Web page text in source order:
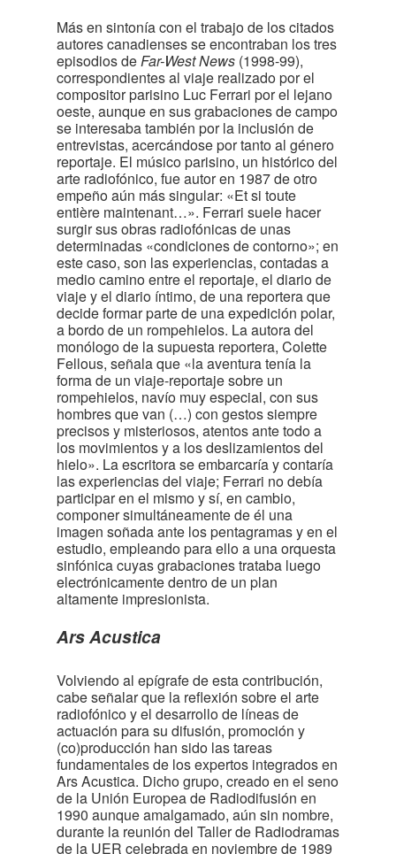
Más en sintonía con el trabajo de los citados
autores canadienses se encontraban los tres
episodios deFar-West News (1998-99),
correspondientes al viaje realizado por el
compositor parisino Luc Ferrari por el lejano
oeste, aunque en sus grabaciones de campo
se interesaba también por la inclusión de
entrevistas, acercándose por tanto al género
reportaje. El músico parisino, un histórico del
arte radiofónico, fue autor en 1987 de otro
empeño aún más singular: «Et si toute
entière maintenant…». Ferrari suele hacer
surgir sus obras radiofónicas de unas
determinadas «condiciones de contorno»; en
este caso, son las experiencias, contadas a
medio camino entre el reportaje, el diario de
viaje y el diario íntimo, de una reportera que
decide formar parte de una expedición polar,
a bordo de un rompehielos. La autora del
monólogo de la supuesta reportera, Colette
Fellous, señala que «la aventura tenía la
forma de un viaje-reportaje sobre un
rompehielos, navío muy especial, con sus
hombres que van (…) con gestos siempre
precisos y misteriosos, atentos ante todo a
los movimientos y a los deslizamientos del
hielo». La escritora se embarcaría y contaría
las experiencias del viaje; Ferrari no debía
participar en el mismo y sí, en cambio,
componer simultáneamente de él una
imagen soñada ante los pentagramas y en el
estudio, empleando para ello a una orquesta
sinfónica cuyas grabaciones trataba luego
electrónicamente dentro de un plan
altamente impresionista.
Ars Acustica
Volviendo al epígrafe de esta contribución,
cabe señalar que la reflexión sobre el arte
radiofónico y el desarrollo de líneas de
actuación para su difusión, promoción y
(co)producción han sido las tareas
fundamentales de los expertos integrados en
Ars Acustica. Dicho grupo, creado en el seno
de la Unión Europea de Radiodifusión en
1990 aunque amalgamado, aún sin nombre,
durante la reunión del Taller de Radiodramas
de la UER celebrada en noviembre de 1989